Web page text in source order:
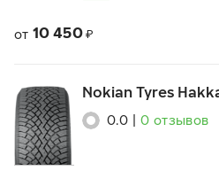
от 10 450 ₽
Nokian Tyres
0.0 0 отзывов